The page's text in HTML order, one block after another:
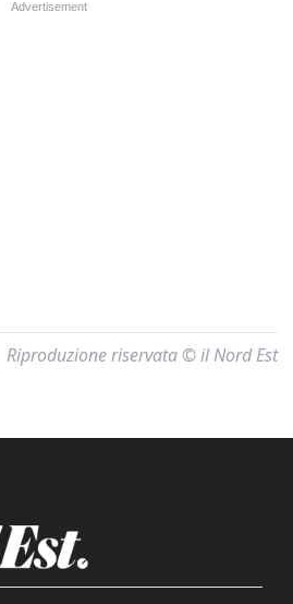
Riproduzione riservata © il Nord Est